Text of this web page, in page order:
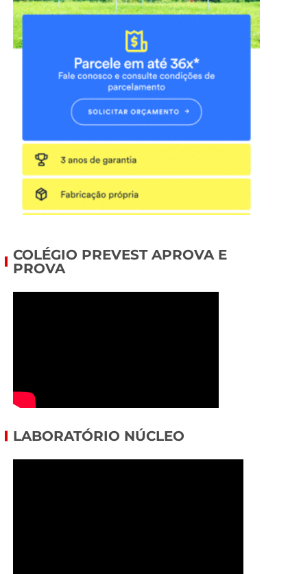
COLÉGIO PREVEST APROVA E
PROVA
LABORATÓRIO NÚCLEO